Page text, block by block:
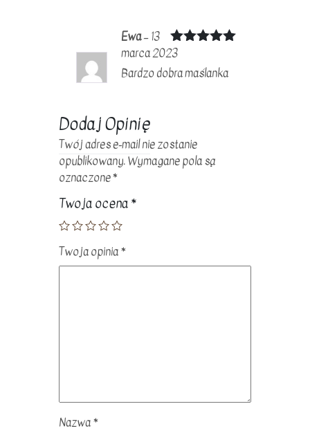
Oceniono
na 5
Ewa–13
marca 2023
Bardzo dobra maślanka
Dodaj Opinię
Twój adres e-mail nie zostanie
opublikowany.Wymagane pola są
oznaczone*
Twoja ocena*
Twoja opinia*
Nazwa*